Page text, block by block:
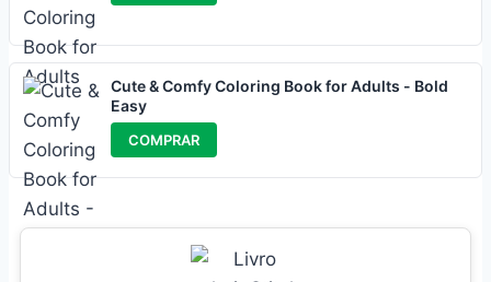
Cute & Comfy Coloring Book for Adults - Bold
Easy
COMPRAR